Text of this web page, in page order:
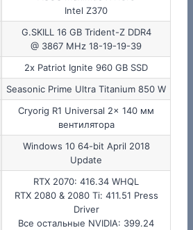
Intel Z370
G.SKILL 16 GB Trident-Z DDR4
@ 3867 MHz 18-19-19-39
2x Patriot Ignite 960 GB SSD
Seasonic Prime Ultra Titanium 850 W
Cryorig R1 Universal 2x 140 мм
вентилятора
Windows 10 64-bit April 2018
Update
RTX 2070: 416.34 WHQL
RTX 2080 & 2080 Ti: 411.51 Press
Driver
Все остальные NVIDIA: 399.24